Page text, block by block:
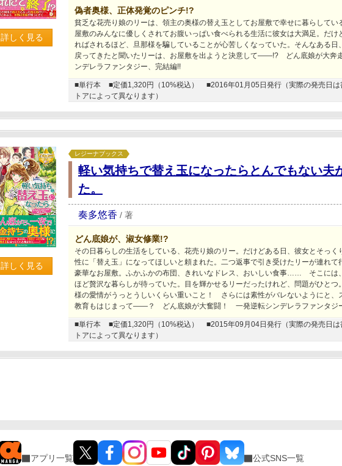
詳しく見る
偽者奥様、正体発覚のピンチ!?
貧乏な花売り娘のリーは、領主の奥様の替え玉としてお屋敷で幸せに暮らしてい
屋敷のみんなに優しくされてお腹いっぱい食べられる生活に彼女は大満足。だけ
ればされるほど、旦那様を騙していることが心苦しくなっていた。そんなある日
戻ってきたと聞いたリーは、お屋敷を出ようと決意して――!? どん底娘が大奔
ンデレラファンタジー、完結編!!
■単行本 ■定価1,320円（10%税込）
■2016年01月05日発行（実際の発売日は
トアによって異なります）
詳しく見る
レジーナブックス
軽い気持ちで替え玉になったらとんでもない夫
た。
奏多悠香 / 著
どん底娘が、淑女修業!?
その日暮らしの生活をしている、花売り娘のリー。だけどある日、彼女とそっく
性に「替え玉」になってほしいと頼まれた。二つ返事で引き受けたリーが連れて
豪華なお屋敷。ふかふかの布団、きれいなドレス、おいしい食事…… そこには
ほど贅沢な暮らしが待っていた。目を輝かせるリーだったけれど、問題がひとつ
様の愛情がうっとうしいくらい重いこと！ さらには素性がバレないようにと、
教育もはじまって――？ どん底娘が大奮闘！ 一発逆転シンデレラファンタジ
■単行本 ■定価1,320円（10%税込）
■2015年09月04日発行（実際の発売日は
トアによって異なります）
アプリ一覧 公式SNS一覧